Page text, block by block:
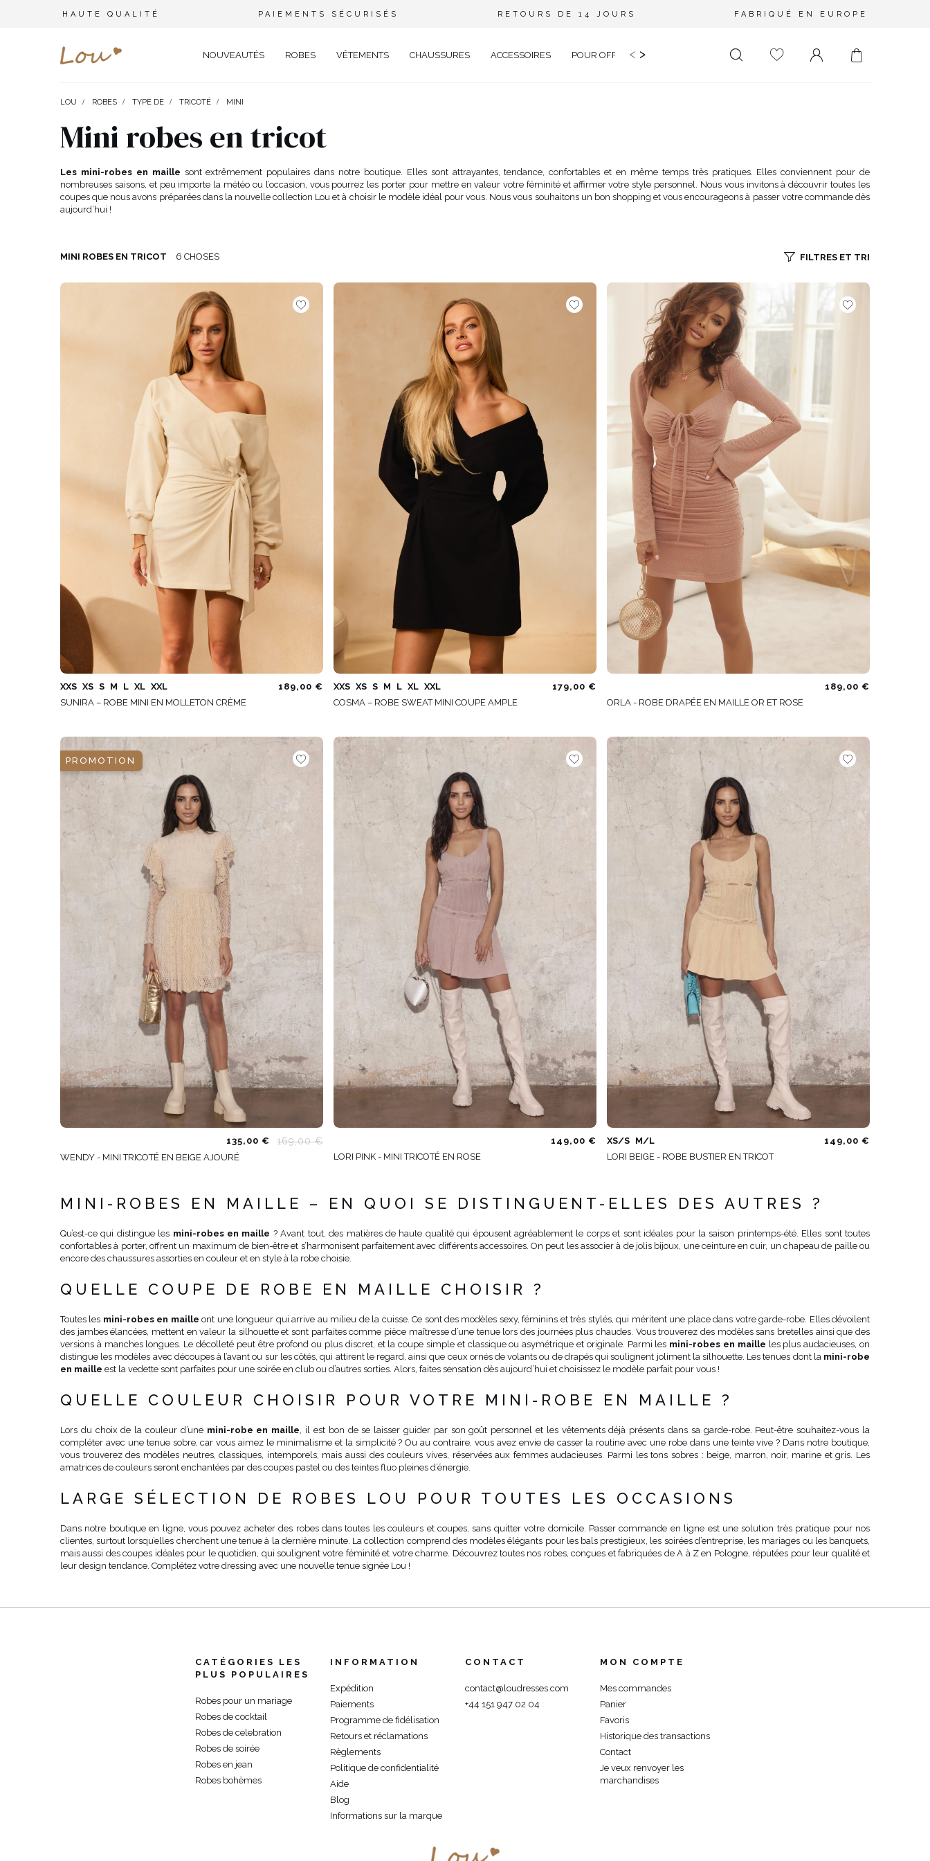
HAUTE QUALITÉ PAIEMENTS SÉCURISÉS RETOURS DE 14 JOURS FABRIQUÉ EN EUROPE
NOUVEAUTÉS ROBES
FÊTE DE MARIAGE
MARIAGE
BAPTÊME
COMMUNION
OFFICIEL
ÉLÉGANT
SOIRÉE
DENTELLE
APPARIÉ
MIDI
MAXI
DANS LE DOS
CARRÉ
SAISON / TISSU
ÉTÉ
PRINTEMPS
AUTOMNE
AVEC DES MANCHES
CATÉGORIES
POPULAIRES
POUR LE MARIAGE
NOUVEAUTÉS
PLUS
DÉCOUVREZ LES
NOUVEAUTÉS
VOIR TOUS
VÊTEMENTS
COMBINAISONS
T-SHIRTS
JUPES
VOIR TOUS
CHAUSSURES ACCESSOIRES
BRANCHES
CEINTURES
BIJOUX
VOIR TOUS
POUR OFFRIR MARIAGE PLUS SIZE SALE
< >
LOU ROBES TYPE DE TRICOTÉ MINI
Mini robes en tricot
Les mini-robes en maille sont extrêmement populaires dans notre boutique. Elles sont attrayantes, tendance, confortables et en même temps très pratiques. Elles conviennent pour de
nombreuses saisons, et peu importe la météo ou l’occasion, vous pourrez les porter pour mettre en valeur votre féminité et affirmer votre style personnel. Nous vous invitons à découvrir toutes les
coupes que nous avons préparées dans la nouvelle collection Lou et à choisir le modèle idéal pour vous. Nous vous souhaitons un bon shopping et vous encourageons à passer votre commande dès
aujourd’hui !
MINI ROBES EN TRICOT 6 CHOSES FILTRES ET TRI
XXS XS S M L XL XXL
189,00 €
SUNIRA – ROBE MINI EN MOLLETON CRÈME
XXS XS S M L XL XXL
179,00 €
COSMA – ROBE SWEAT MINI COUPE AMPLE
189,00 €
ORLA - ROBE DRAPÉE EN MAILLE OR ET ROSE
PROMOTION
135,00 € 169,00 €
WENDY - MINI TRICOTÉ EN BEIGE AJOURÉ
149,00 €
LORI PINK - MINI TRICOTÉ EN ROSE
XS/S M/L
149,00 €
LORI BEIGE - ROBE BUSTIER EN TRICOT
MINI-ROBES EN MAILLE – EN QUOI SE DISTINGUENT-ELLES DES AUTRES ?
Qu’est-ce qui distingue les mini-robes en maille ? Avant tout, des matières de haute qualité qui épousent agréablement le corps et sont idéales pour la saison printemps-été. Elles sont toutes
confortables à porter, offrent un maximum de bien-être et s’harmonisent parfaitement avec différents accessoires. On peut les associer à de jolis bijoux, une ceinture en cuir, un chapeau de paille ou
encore des chaussures assorties en couleur et en style à la robe choisie.
QUELLE COUPE DE ROBE EN MAILLE CHOISIR ?
Toutes les mini-robes en maille ont une longueur qui arrive au milieu de la cuisse. Ce sont des modèles sexy, féminins et très stylés, qui méritent une place dans votre garde-robe. Elles dévoilent
des jambes élancées, mettent en valeur la silhouette et sont parfaites comme pièce maîtresse d’une tenue lors des journées plus chaudes. Vous trouverez des modèles sans bretelles ainsi que des
versions à manches longues. Le décolleté peut être profond ou plus discret, et la coupe simple et classique ou asymétrique et originale. Parmi les mini-robes en maille les plus audacieuses, on
distingue les modèles avec découpes à l’avant ou sur les côtés, qui attirent le regard, ainsi que ceux ornés de volants ou de drapés qui soulignent joliment la silhouette. Les tenues dont la mini-robe
en maille est la vedette sont parfaites pour une soirée en club ou d’autres sorties. Alors, faites sensation dès aujourd’hui et choisissez le modèle parfait pour vous !
QUELLE COULEUR CHOISIR POUR VOTRE MINI-ROBE EN MAILLE ?
Lors du choix de la couleur d’une mini-robe en maille, il est bon de se laisser guider par son goût personnel et les vêtements déjà présents dans sa garde-robe. Peut-être souhaitez-vous la
compléter avec une tenue sobre, car vous aimez le minimalisme et la simplicité ? Ou au contraire, vous avez envie de casser la routine avec une robe dans une teinte vive ? Dans notre boutique,
vous trouverez des modèles neutres, classiques, intemporels, mais aussi des couleurs vives, réservées aux femmes audacieuses. Parmi les tons sobres : beige, marron, noir, marine et gris. Les
amatrices de couleurs seront enchantées par des coupes pastel ou des teintes fluo pleines d’énergie.
LARGE SÉLECTION DE ROBES LOU POUR TOUTES LES OCCASIONS
Dans notre boutique en ligne, vous pouvez acheter des robes dans toutes les couleurs et coupes, sans quitter votre domicile. Passer commande en ligne est une solution très pratique pour nos
clientes, surtout lorsqu’elles cherchent une tenue à la dernière minute. La collection comprend des modèles élégants pour les bals prestigieux, les soirées d’entreprise, les mariages ou les banquets,
mais aussi des coupes idéales pour le quotidien, qui soulignent votre féminité et votre charme. Découvrez toutes nos robes, conçues et fabriquées de A à Z en Pologne, réputées pour leur qualité et
leur design tendance. Complétez votre dressing avec une nouvelle tenue signée Lou !
CATÉGORIES LES
PLUS POPULAIRES
Robes pour un mariage
Robes de cocktail
Robes de celebration
Robes de soirée
Robes en jean
Robes bohèmes
INFORMATION
Expédition
Paiements
Programme de fidélisation
Retours et réclamations
Règlements
Politique de confidentialité
Aide
Blog
Informations sur la marque
CONTACT
contact@loudresses.com
+44 151 947 02 04
MON COMPTE
Mes commandes
Panier
Favoris
Historique des transactions
Contact
Je veux renvoyer les
marchandises